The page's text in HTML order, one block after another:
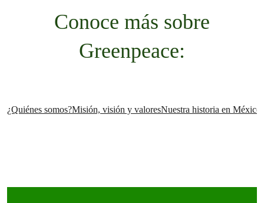
Conoce más sobre
Greenpeace:
¿Quiénes somos?Misión, visión y valoresNuestra historia en México